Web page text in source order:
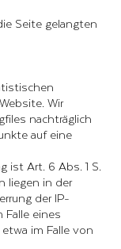
Seite gelangten
Wir
nachträglich
auf eine
ist Art. 6 Abs. 1 S.
liegen in der
der IP-
eines
im Falle von